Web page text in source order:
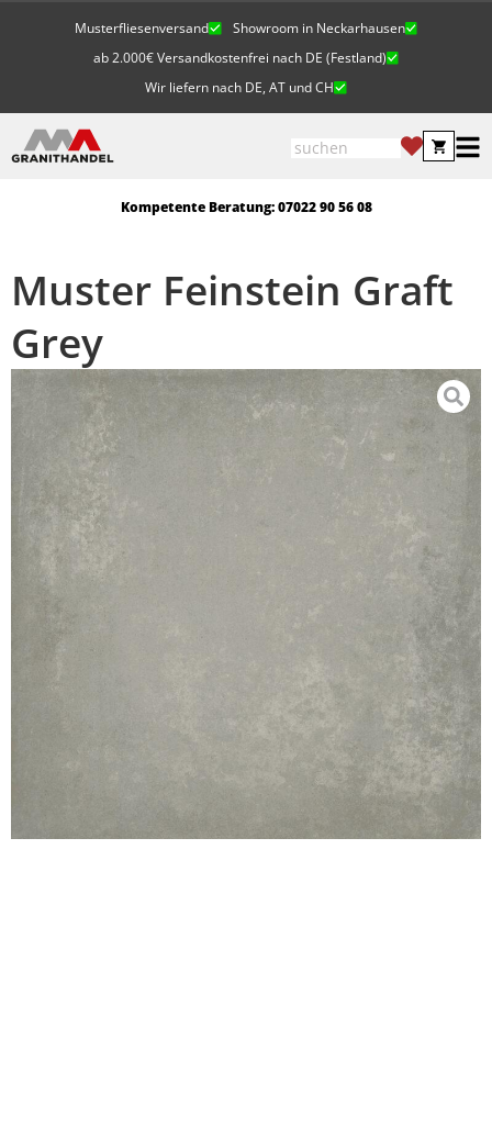
Musterfliesenversand
Showroom in Neckarhausen
ab 2.000€ Versandkostenfrei nach DE (Festland)
Wir liefern nach DE, AT und CH
Kompetente Beratung: 07022 90 56 08
Muster Feinstein Graft
Grey